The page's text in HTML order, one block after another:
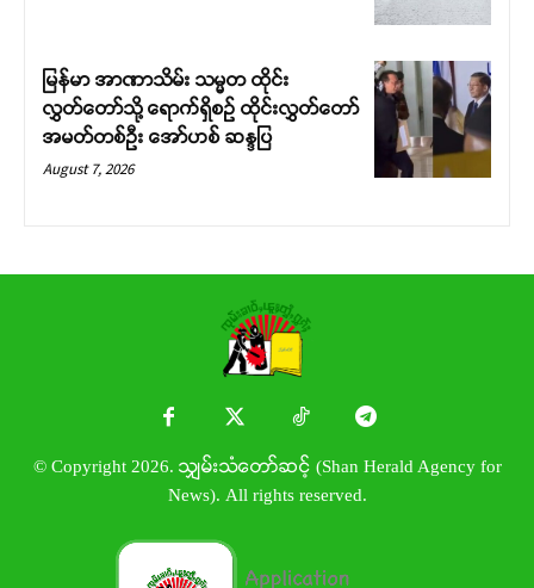
မြန်မာ အာဏာသိမ်း သမ္မတ ထိုင်း
လွှတ်တော်သို့ ရောက်ရှိစဉ် ထိုင်းလွှတ်တော်
အမတ်တစ်ဦး အော်ဟစ် ဆန္ဒပြ
August 7, 2026
© Copyright 2026. သျှမ်းသံတော်ဆင့် (Shan Herald Agency for
News). All rights reserved.